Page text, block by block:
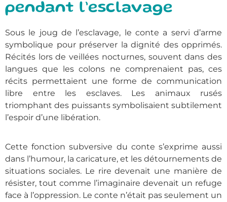
pendant l’esclavage
Sous le joug de l’esclavage, le conte a servi d’arme
symbolique pour préserver la dignité des opprimés.
Récités lors de veillées nocturnes, souvent dans des
langues que les colons ne comprenaient pas, ces
récits permettaient une forme de communication
libre entre les esclaves. Les animaux rusés
triomphant des puissants symbolisaient subtilement
l’espoir d’une libération.
Cette fonction subversive du conte s’exprime aussi
dans l’humour, la caricature, et les détournements de
situations sociales. Le rire devenait une manière de
résister, tout comme l’imaginaire devenait un refuge
face à l’oppression. Le conte n’était pas seulement un